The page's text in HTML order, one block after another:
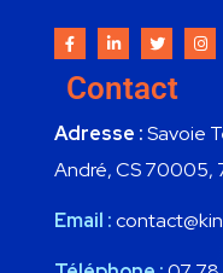
Contact
Adresse :Savoie
André, CS
Email :